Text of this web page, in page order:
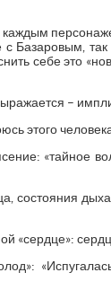
каждым
с Базаровым,
себе это
–
этого
«тайное
состояния
«сердце»: